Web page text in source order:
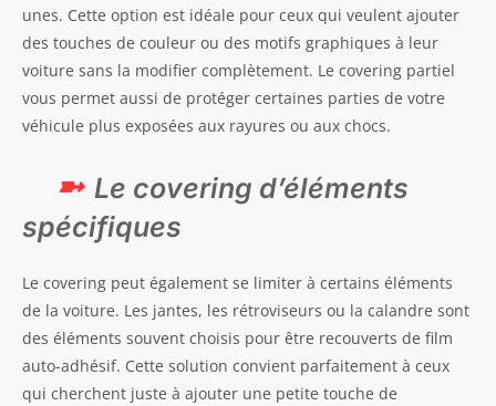
unes. Cette option est idéale pour ceux qui veulent ajouter
des touches de couleur ou des motifs graphiques à leur
voiture sans la modifier complètement. Le covering partiel
vous permet aussi de protéger certaines parties de votre
véhicule plus exposées aux rayures ou aux chocs.
Le covering d’éléments
spécifiques
Le covering peut également se limiter à certains éléments
de la voiture. Les jantes, les rétroviseurs ou la calandre sont
des éléments souvent choisis pour être recouverts de film
auto-adhésif. Cette solution convient parfaitement à ceux
qui cherchent juste à ajouter une petite touche de